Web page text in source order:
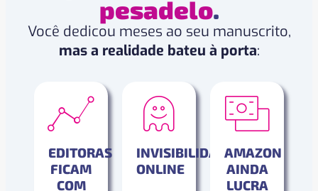
pesadelo.
Você dedicou meses ao seu manuscrito,
mas a realidade bateu à porta:
EDITORAS
FICAM
COM
INVISIBILIDADE
ONLINE
AMAZON
AINDA
LUCRA